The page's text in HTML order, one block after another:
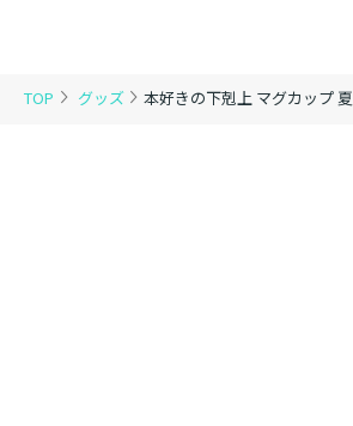
TOP グッズ 本好きの下剋上 マグカップ 夏